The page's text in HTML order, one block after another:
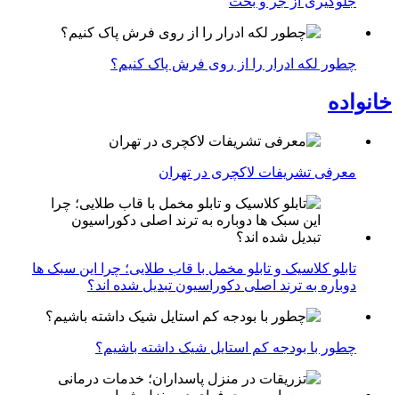
چطور لکه ادرار را از روی فرش پاک کنیم؟
خانواده
معرفی تشریفات لاکچری در تهران
تابلو کلاسیک و تابلو مخمل با قاب طلایی؛ چرا این سبک ها
دوباره به ترند اصلی دکوراسیون تبدیل شده اند؟
چطور با بودجه کم استایل شیک داشته باشیم؟